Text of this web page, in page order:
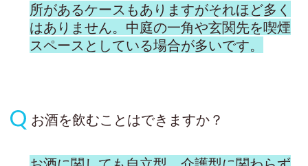
所があるケースもありますがそれほど多く
はありません。中庭の一角や玄関先を喫煙
スペースとしている場合が多いです。
お酒を飲むことはできますか？